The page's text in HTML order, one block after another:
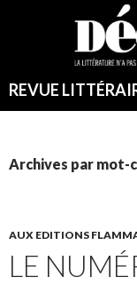
REVUE
Archives par mot-
AUX EDITIONS
LE